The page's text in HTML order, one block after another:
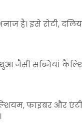
है। इसे रोटी,
जैसी सब्जियां
फाइबर और